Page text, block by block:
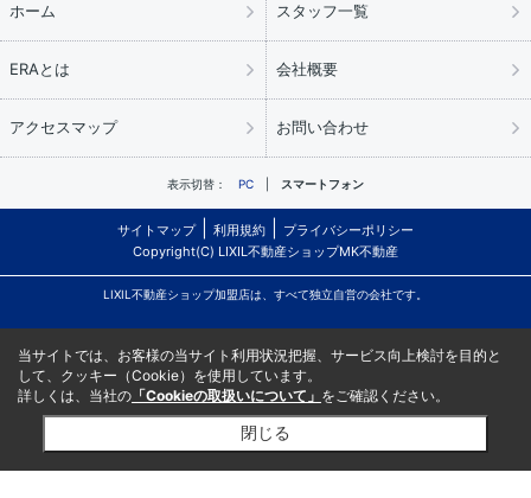
ホーム スタッフ一覧
ERAとは 会社概要
アクセスマップ お問い合わせ
表示切替： PC スマートフォン
サイトマップ 利用規約
プライバシーポリシー
Copyright(C) LIXIL不動産ショップMK不動産
LIXIL不動産ショップ加盟店は、すべて独立自営の会社です。
当サイトでは、お客様の当サイト利用状況把握、サービス向上検討を目的と
して、クッキー（Cookie）を使用しています。
詳しくは、当社の 「Cookieの取扱いについて」 をご確認ください。
閉じる